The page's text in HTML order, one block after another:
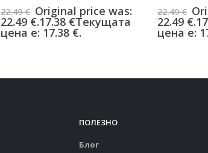
22.49€ Original price was:
22.49 €.17.38 €Текущата
цена е: 17.38 €.
22.49€
22.49 €.
цена е:
ПОЛЕЗНО
Блог